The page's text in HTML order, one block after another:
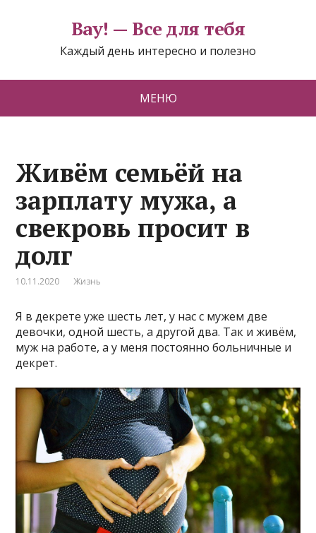
Вау! — Все для тебя
Каждый день интересно и полезно
МЕНЮ
Живём семьёй на
зарплату мужа, а
свекровь просит в
долг
10.11.2020 Жизнь
Я в декрете уже шесть лет, у нас с мужем две
девочки, одной шесть, а другой два. Так и живём,
муж на работе, а у меня постоянно больничные и
декрет.